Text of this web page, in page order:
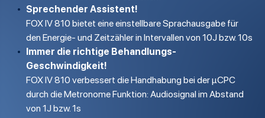
Sprechender Assistent!
FOX IV 810 bietet eine einstellbare Sprachausgabe für
den Energie- und Zeitzähler in Intervallen von 10J bzw. 10s
Immer die richtige Behandlungs-
Geschwindigkeit!
FOX IV 810 verbessert die Handhabung bei derµCPC
durch die Metronome Funktion: Audiosignal im Abstand
von 1J bzw. 1s